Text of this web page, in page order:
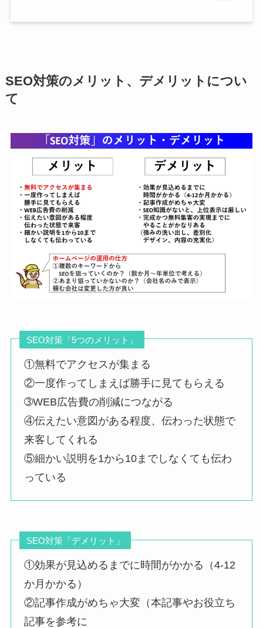
SEO対策のメリット、デメリットについ
て
SEO対策「5つのメリット」
①無料でアクセスが集まる
②一度作ってしまえば勝手に見てもらえる
➂WEB広告費の削減につながる
④伝えたい意図がある程度、伝わった状態で
来客してくれる
⑤細かい説明を1から10までしなくても伝わ
っている
SEO対策「デメリット」
①効果が見込めるまでに時間がかかる（4-12
か月かかる）
②記事作成がめちゃ大変（本記事やお役立ち
記事を参考に